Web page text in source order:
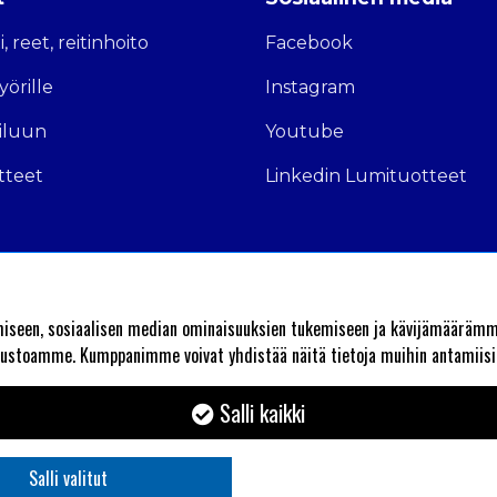
reet, reitinhoito Facebook
Instagram
Youtube
Linkedin Lumituotteet
sosiaalisen median ominaisuuksien tukemiseen ja
Kumppanimme voivat yhdistää näitä tietoja muihin
Salli kaikki
Salli valitut